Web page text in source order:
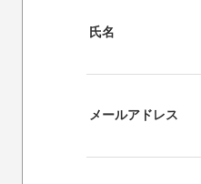
氏名
メールアドレス